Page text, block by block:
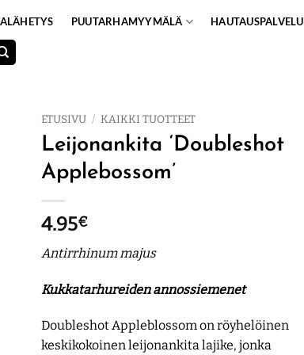
PUUTARHAMYYMÄLÄ HAUTAUSPALVELU
ETUSIVU / KAIKKI TUOTTEET
Leijonankita ‘Doubleshot
Applebossom’
4.95€
Antirrhinum majus
Kukkatarhureidenannossiemenet
Doubleshot Appleblossom on röyhelöinen
keskikokoinen leijonankita lajike, jonka